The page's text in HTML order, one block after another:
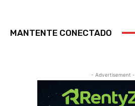
MANTENTE CONECTADO
- Advertisement -